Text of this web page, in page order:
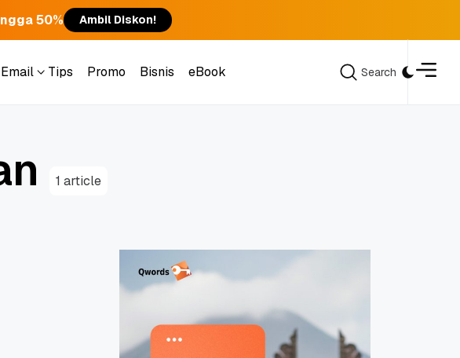
50% Ambil Diskon!
Email
Tips
Promo
Bisnis
eBook
Search
n 1 article